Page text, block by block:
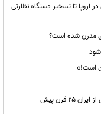
اروپا تا تسخیر دستگاه نظارتی
مدرن شده است؟
شود
است!»